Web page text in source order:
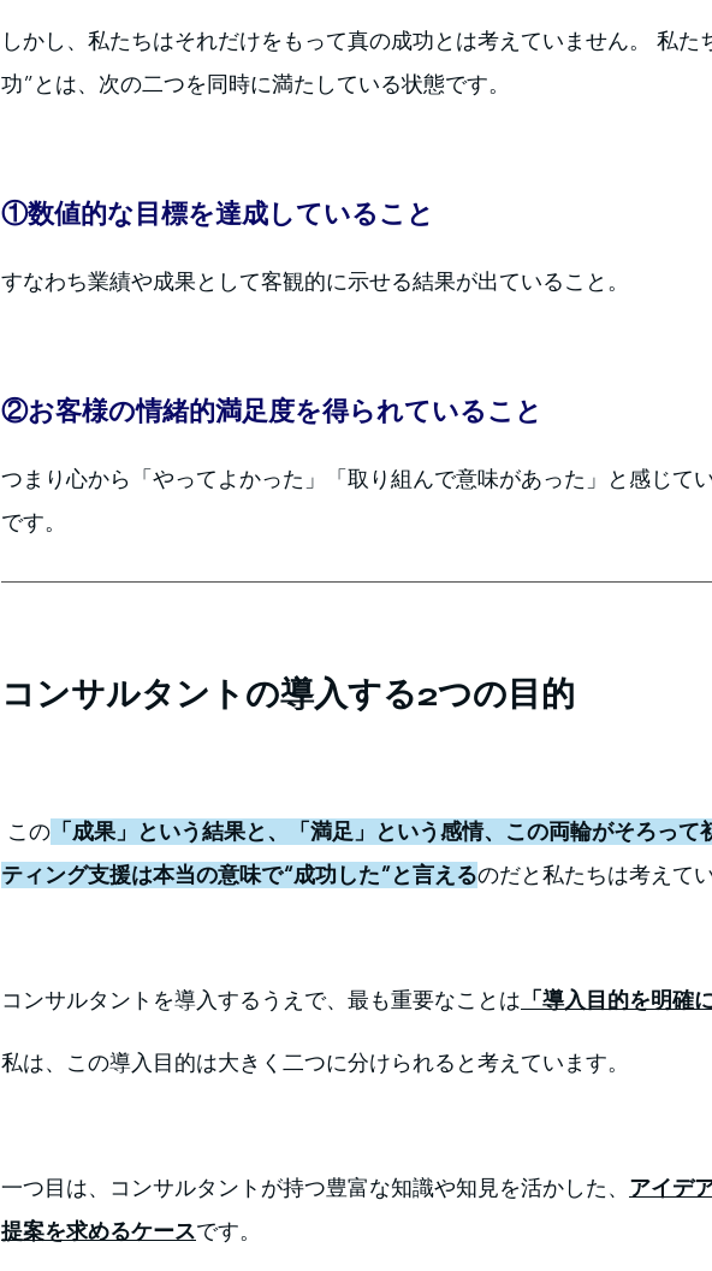
しかし、私たちはそれだけをもって真の成功とは考えていません。 私た
功”とは、次の二つを同時に満たしている状態です。
①数値的な目標を達成していること
すなわち業績や成果として客観的に示せる結果が出ていること。
②お客様の情緒的満足度を得られていること
つまり心から「やってよかった」「取り組んで意味があった」と感じて
です。
コンサルタントの導入する2つの目的
この 「成果」という結果と、「満足」という感情、この両輪がそろって
ティング支援は本当の意味で“成功した”と言えるのだと私たちは考えて
コンサルタントを導入するうえで、最も重要なことは 「導入目的を明確
私は、この導入目的は大きく二つに分けられると考えています。
一つ目は、コンサルタントが持つ豊富な知識や知見を活かした、 アイデ
提案を求めるケースです。